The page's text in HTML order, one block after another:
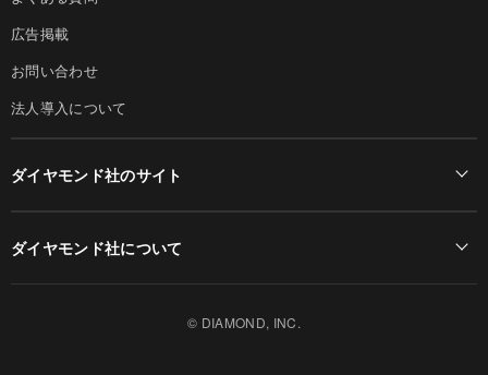
広告掲載
お問い合わせ
法人導入について
ダイヤモンド社のサイト
ダイヤモンド社について
© DIAMOND, INC.